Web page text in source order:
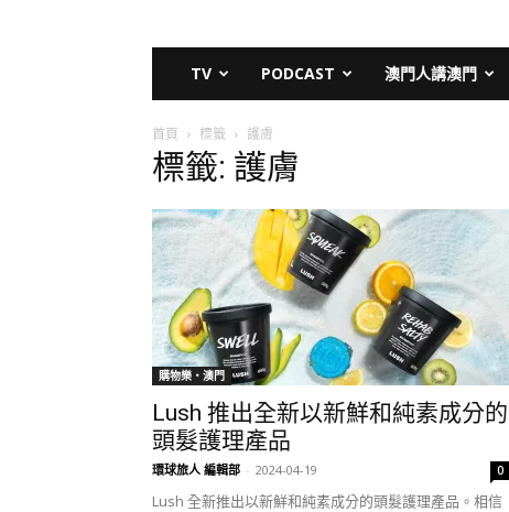
TV PODCAST 澳門人講澳門
首頁 標籤 護膚
標籤: 護膚
購物樂‧澳門
Lush 推出全新以新鮮和純素成分的
頭髮護理產品
環球旅人 編輯部 - 2024-04-19 0
Lush 全新推出以新鮮和純素成分的頭髮護理產品。相信